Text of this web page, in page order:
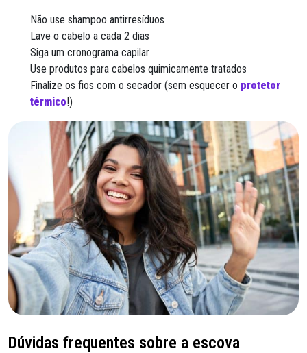
Não use shampoo antirresíduos
Lave o cabelo a cada 2 dias
Siga um cronograma capilar
Use produtos para cabelos quimicamente tratados
Finalize os fios com o secador (sem esquecer o protetor
térmico!)
Dúvidas frequentes sobre a escova